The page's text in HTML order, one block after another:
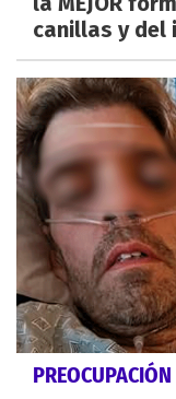
canillas y del
PREOCUPACIÓN